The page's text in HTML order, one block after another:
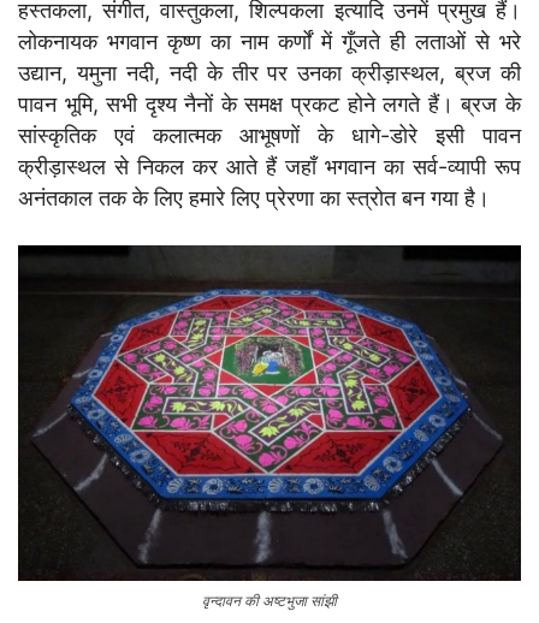
हस्तकला, संगीत, वास्तुकला, शिल्पकला इत्यादि उनमें प्रमुख हैं।
लोकनायक भगवान कृष्ण का नाम कर्णों में गूँजते ही लताओं से भरे
उद्यान, यमुना नदी, नदी के तीर पर उनका क्रीड़ास्थल, ब्रज की
पावन भूमि, सभी दृश्य नैनों के समक्ष प्रकट होने लगते हैं। ब्रज के
सांस्कृतिक एवं कलात्मक आभूषणों के धागे-डोरे इसी पावन
क्रीड़ास्थल से निकल कर आते हैं जहाँ भगवान का सर्व-व्यापी रूप
अनंतकाल तक के लिए हमारे लिए प्रेरणा का स्त्रोत बन गया है।
वृन्दावन की अष्टभुजा सांझी